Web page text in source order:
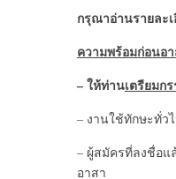
กรุณาอ่านรายละ
ความพร้อมก่อนอ
– ให้ท่านเตรียมก
– งานใช้ทักษะทั่
– ผู้สมัครที่ลงชื่อแ
อาสา